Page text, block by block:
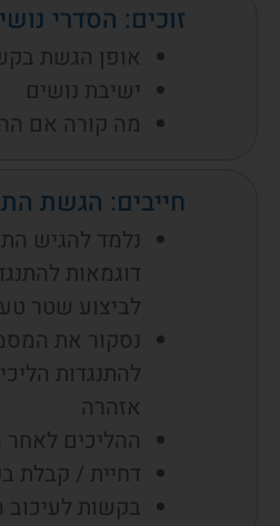
זוכים: הסדרי
אופן הגשת
ישיבת נושים
מה קורה אם
חייבים: הגשת
נלמד להגיש
דוגמאות
לביצוע שטר
נסקור את
להתנגדות
אזהרה
ההליכים לאחר
דחיית / קבלת
בקשות לעיכוב